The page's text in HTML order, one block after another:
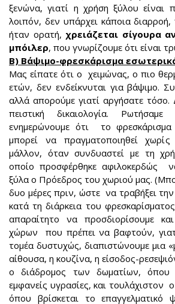
ξενώνα, γιατί η χρήση ξύλου είναι
λοιπόν, δεν υπάρχει κάποια
ήταν ορατή, χρειάζεται σίγουρα
μπόιλερ, που γνωρίζουμε ότι είναι
Β) Βάψιμο-φρεσκάρισμα
Μας είπατε ότι ο χειμώνας, ο πιο
ετών, δεν ενδείκνυται για βάψιμο.
αλλά απορούμε γιατί αργήσατε τόσο.
πειστική δικαιολογία.
ενημερώνουμε ότι το
μπορεί να πραγματοποιηθεί
μάλλον, όταν συνδυαστεί με τη
οποίο προσφέρθηκε αφιλοκερδώς
ξύλα ο Πρόεδρος του χωριού μας.
δυο μέρες πριν, ώστε να τραβήξει
κατά τη διάρκεια του
απαραίτητο να προσδιορίσουμε
χώρων που πρέπει να βαφτούν,
τομέα δυστυχώς, διαπιστώνουμε μια
αίθουσα, η κουζίνα, η είσοδος-
ο διάδρομος των δωματίων, όπου
εμφανείς υγρασίες, και τουλάχιστον
όπου βρίσκεται το επαγγελματικό